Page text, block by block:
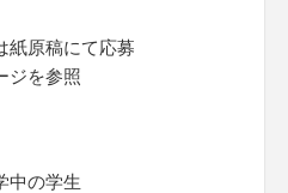
紙原稿にて応募
ジを参照
中の学生